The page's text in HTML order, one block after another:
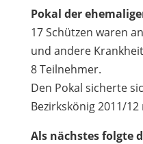
Pokal der
17 Schüt­zen waren
und andere
8 Teilnehmer.
Den Pokal sicherte
Bezirks­kö­nig 2011/
Als nächs­tes folgte